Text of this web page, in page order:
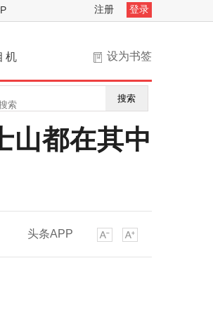
注册 登录
设为书签
机
搜索
山都在其中
头条APP